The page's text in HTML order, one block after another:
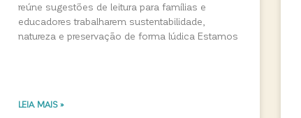
reúne sugestões de leitura para famílias e
educadores trabalharem sustentabilidade,
natureza e preservação de forma lúdica Estamos
LEIA MAIS »